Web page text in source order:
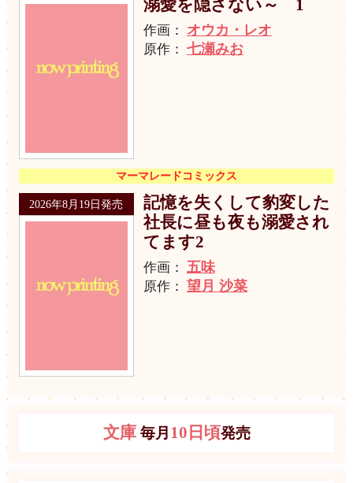
溺愛を隠さない～ 1
作画： オウカ・レオ
原作： 七瀬みお
マーマレードコミックス
2026年8月19日発売
記憶を失くして豹変した
社長に昼も夜も溺愛され
てます2
作画： 五味
原作： 望月 沙菜
文庫毎月 10日頃発売